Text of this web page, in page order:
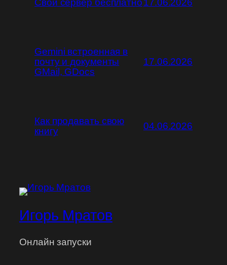
17.06.2026
Gemini встроенная в
почту и документы
GMail, GDocs
17.06.2026
Как продавать свою
книгу
04.06.2026
Игорь Мратов
Онлайн запуски